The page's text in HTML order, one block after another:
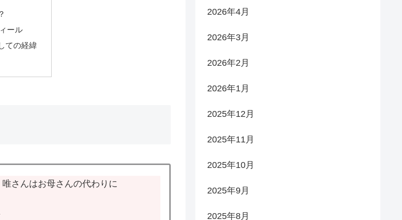
ール
ての経緯
唯さんはお母さんの代わりに
2026年4月
2026年3月
2026年2月
2026年1月
2025年12月
2025年11月
2025年10月
2025年9月
2025年8月